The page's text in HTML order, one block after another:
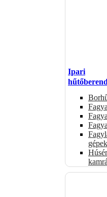
Ipari
gépek